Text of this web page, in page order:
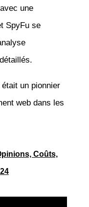
une
SpyFu se
était un pionnier
web dans les
Coûts,